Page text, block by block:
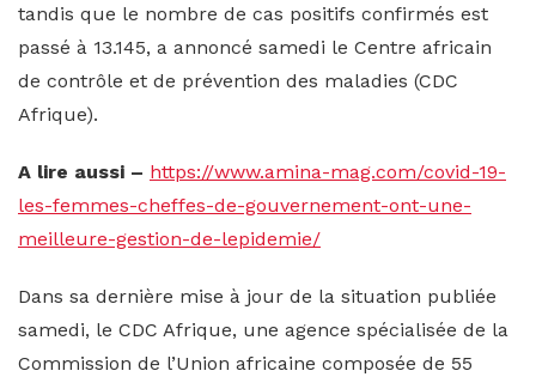
tandis que le nombre de cas positifs confirmés est
passé à 13.145, a annoncé samedi le Centre africain
de contrôle et de prévention des maladies (CDC
Afrique).
A lire aussi – https://www.amina-mag.com/covid-19-
les-femmes-cheffes-de-gouvernement-ont-une-
meilleure-gestion-de-lepidemie/
Dans sa dernière mise à jour de la situation publiée
samedi, le CDC Afrique, une agence spécialisée de la
Commission de l’Union africaine composée de 55